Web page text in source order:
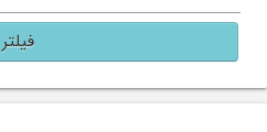
فیلتر